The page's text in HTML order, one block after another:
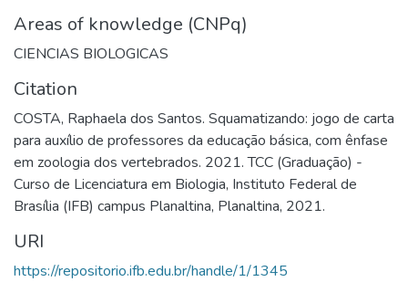
Areas of knowledge (CNPq)
CIENCIAS BIOLOGICAS
Citation
COSTA, Raphaela dos Santos. Squamatizando: jogo de carta
para auxílio de professores da educação básica, com ênfase
em zoologia dos vertebrados. 2021. TCC (Graduação) -
Curso de Licenciatura em Biologia, Instituto Federal de
Brasília (IFB) campus Planaltina, Planaltina, 2021.
URI
https://repositorio.ifb.edu.br/handle/1/1345